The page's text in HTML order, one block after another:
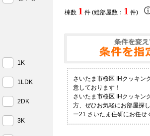
棟数 1 件 (総部屋数： 1 件)
さいたま市桜区 IHクッキン
意しております！
さいたま市桜区 IHクッキン
方、ぜひお気軽にお部屋探
ー21 さいたま住研にお任せ
1K
1LDK
2DK
3K